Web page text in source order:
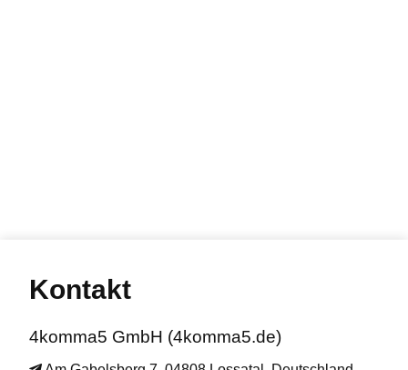
Kontakt
4komma5 GmbH (4komma5.de)